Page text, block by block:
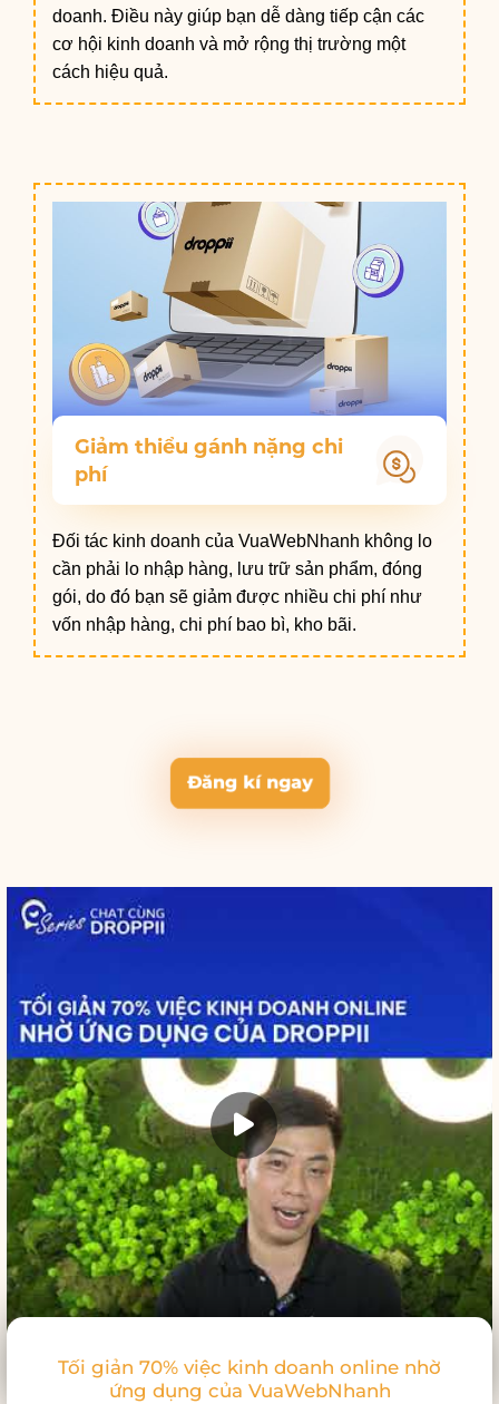
doanh. Điều này giúp bạn dễ dàng tiếp cận các
cơ hội kinh doanh và mở rộng thị trường một
cách hiệu quả.
Giảm thiểu gánh nặng chi
phí
Đối tác kinh doanh của VuaWebNhanh không lo
cần phải lo nhập hàng, lưu trữ sản phẩm, đóng
gói, do đó bạn sẽ giảm được nhiều chi phí như
vốn nhập hàng, chi phí bao bì, kho bãi.
Đăng kí ngay
Tối giản 70% việc kinh doanh online nhờ
ứng dụng của VuaWebNhanh